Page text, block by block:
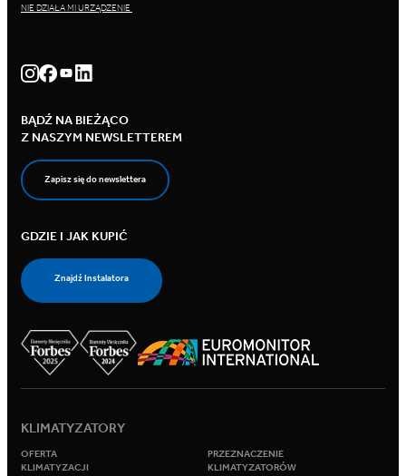
NIE DZIAŁA MI URZĄDZENIE
BĄDŹ NA BIEŻĄCO
Z NASZYM NEWSLETTEREM
Zapisz się do newslettera
GDZIE I JAK KUPIĆ
Znajdź Instalatora
KLIMATYZATORY
OFERTA
KLIMATYZACJI
PRZEZNACZENIE
KLIMATYZATORÓW